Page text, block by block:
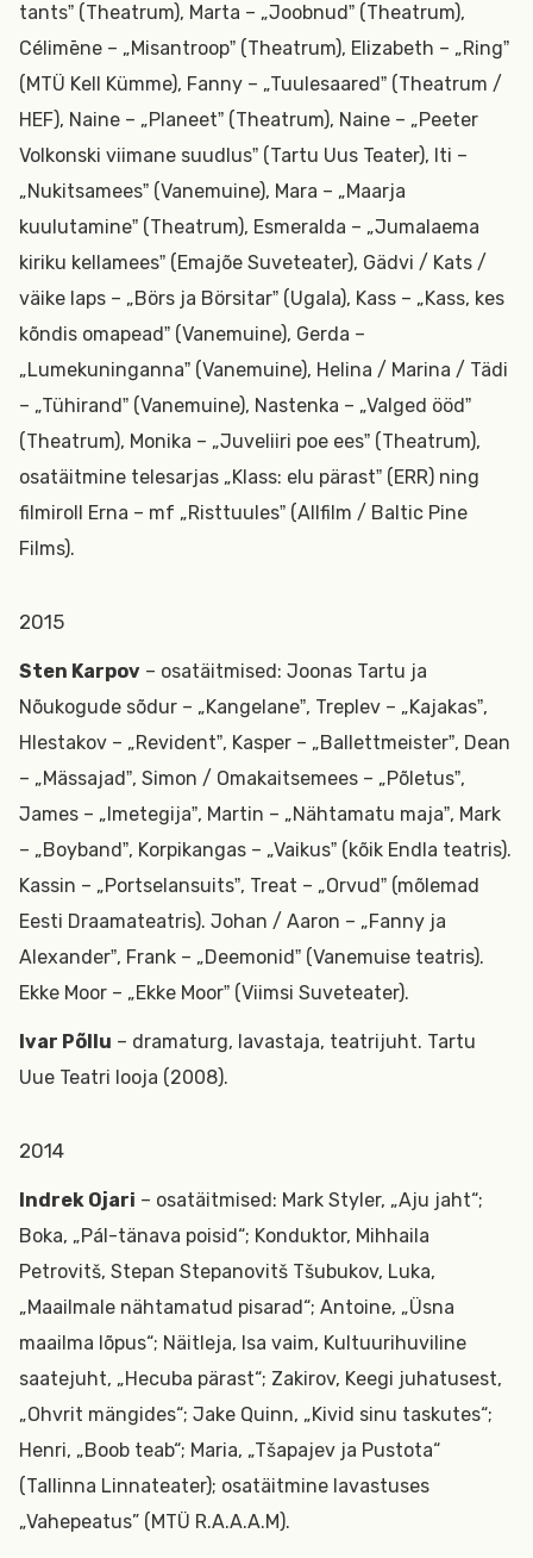
tantsˮ (Theatrum), Marta – „Joobnudˮ (Theatrum),
Célimēne – „Misantroopˮ (Theatrum), Elizabeth – „Ringˮ
(MTÜ Kell Kümme), Fanny – „Tuulesaaredˮ (Theatrum /
HEF), Naine – „Planeetˮ (Theatrum), Naine – „Peeter
Volkonski viimane suudlusˮ (Tartu Uus Teater), Iti –
„Nukitsameesˮ (Vanemuine), Mara – „Maarja
kuulutamineˮ (Theatrum), Esmeralda – „Jumalaema
kiriku kellameesˮ (Emajõe Suveteater), Gädvi / Kats /
väike laps – „Börs ja Börsitarˮ (Ugala), Kass – „Kass, kes
kõndis omapeadˮ (Vanemuine), Gerda –
„Lumekuningannaˮ (Vanemuine), Helina / Marina / Tädi
– „Tühirandˮ (Vanemuine), Nastenka – „Valged öödˮ
(Theatrum), Monika – „Juveliiri poe eesˮ (Theatrum),
osatäitmine telesarjas „Klass: elu pärastˮ (ERR) ning
filmiroll Erna – mf „Risttuulesˮ (Allfilm / Baltic Pine
Films).
2015
Sten Karpov – osatäitmised: Joonas Tartu ja
Nõukogude sõdur – „Kangelaneˮ, Treplev – „Kajakasˮ,
Hlestakov – „Revidentˮ, Kasper – „Ballettmeisterˮ, Dean
– „Mässajadˮ, Simon / Omakaitsemees – „Põletusˮ,
James – „Imetegijaˮ, Martin – „Nähtamatu majaˮ, Mark
– „Boybandˮ, Korpikangas – „Vaikusˮ (kõik Endla teatris).
Kassin – „Portselansuitsˮ, Treat – „Orvudˮ (mõlemad
Eesti Draamateatris). Johan / Aaron – „Fanny ja
Alexanderˮ, Frank – „Deemonidˮ (Vanemuise teatris).
Ekke Moor – „Ekke Moorˮ (Viimsi Suveteater).
Ivar Põllu – dramaturg, lavastaja, teatrijuht. Tartu
Uue Teatri looja (2008).
2014
Indrek Ojari – osatäitmised: Mark Styler, „Aju jaht“;
Boka, „Pál-tänava poisid“; Konduktor, Mihhaila
Petrovitš, Stepan Stepanovitš Tšubukov, Luka,
„Maailmale nähtamatud pisarad“; Antoine, „Üsna
maailma lõpus“; Näitleja, Isa vaim, Kultuurihuviline
saatejuht, „Hecuba pärast“; Zakirov, Keegi juhatusest,
„Ohvrit mängides“; Jake Quinn, „Kivid sinu taskutes“;
Henri, „Boob teab“; Maria, „Tšapajev ja Pustota“
(Tallinna Linnateater); osatäitmine lavastuses
„Vahepeatus” (MTÜ R.A.A.A.M).